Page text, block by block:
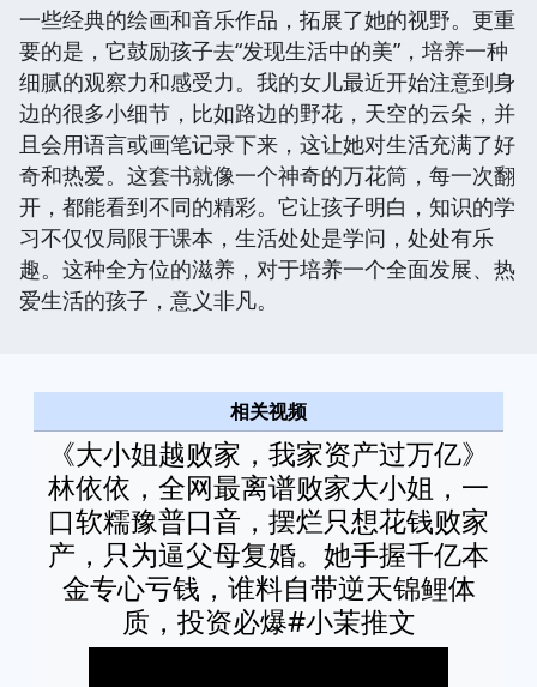
一些经典的绘画和音乐作品，拓展了她的视野。更重
要的是，它鼓励孩子去“发现生活中的美”，培养一种
细腻的观察力和感受力。我的女儿最近开始注意到身
边的很多小细节，比如路边的野花，天空的云朵，并
且会用语言或画笔记录下来，这让她对生活充满了好
奇和热爱。这套书就像一个神奇的万花筒，每一次翻
开，都能看到不同的精彩。它让孩子明白，知识的学
习不仅仅局限于课本，生活处处是学问，处处有乐
趣。这种全方位的滋养，对于培养一个全面发展、热
爱生活的孩子，意义非凡。
相关视频
《大小姐越败家，我家资产过万亿》
林依依，全网最离谱败家大小姐，一
口软糯豫普口音，摆烂只想花钱败家
产，只为逼父母复婚。她手握千亿本
金专心亏钱，谁料自带逆天锦鲤体
质，投资必爆#小茉推文